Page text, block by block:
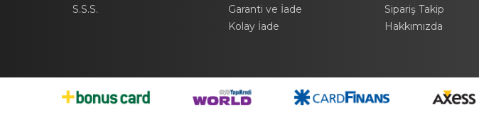
S.S.S.
Garanti ve İade
Kolay İade
Sipariş Takip
Hakkımızda